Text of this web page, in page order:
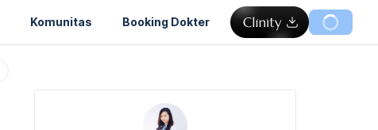
Komunitas Booking Dokter